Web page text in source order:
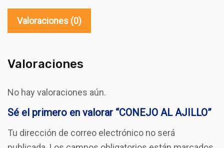
Valoraciones (0)
Valoraciones
No hay valoraciones aún.
Sé el primero en valorar “CONEJO AL AJILLO”
Tu dirección de correo electrónico no será